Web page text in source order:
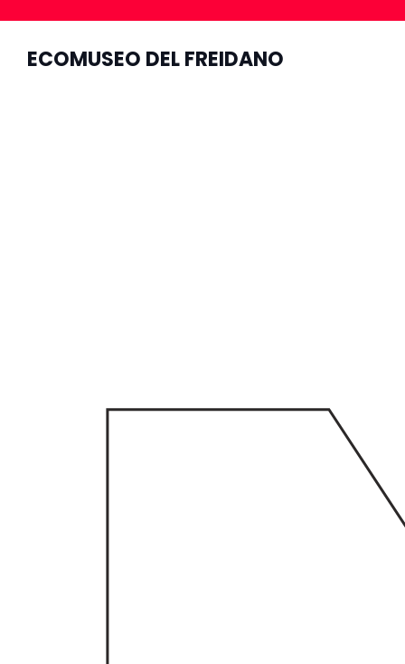
ECOMUSEO DEL FREIDANO